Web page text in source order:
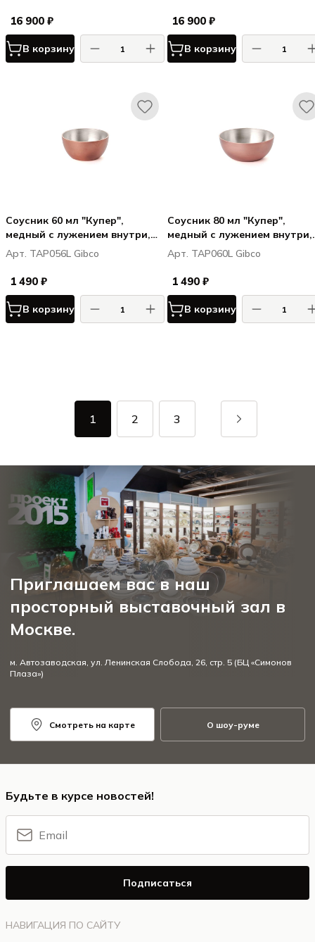
16 900 ₽
В корзину
16 900 ₽
В корзину
Соусник 60 мл "Купер",
медный с лужением внутри,
6х3 см
Арт. TAP056L Gibco
1 490 ₽
В корзину
Соусник 80 мл "Купер",
медный с лужением внутри,
7х3 см
Арт. TAP060L Gibco
1 490 ₽
В корзину
1 2 3
Приглашаем вас в наш
просторный выставочный зал в
Москве.
м. Автозаводская, ул. Ленинская Слобода, 26, стр. 5 (БЦ «Симонов
Плаза»)
Смотреть на карте О шоу-руме
НАВИГАЦИЯ ПО САЙТУ
Будьте в курсе новостей!
Подписаться